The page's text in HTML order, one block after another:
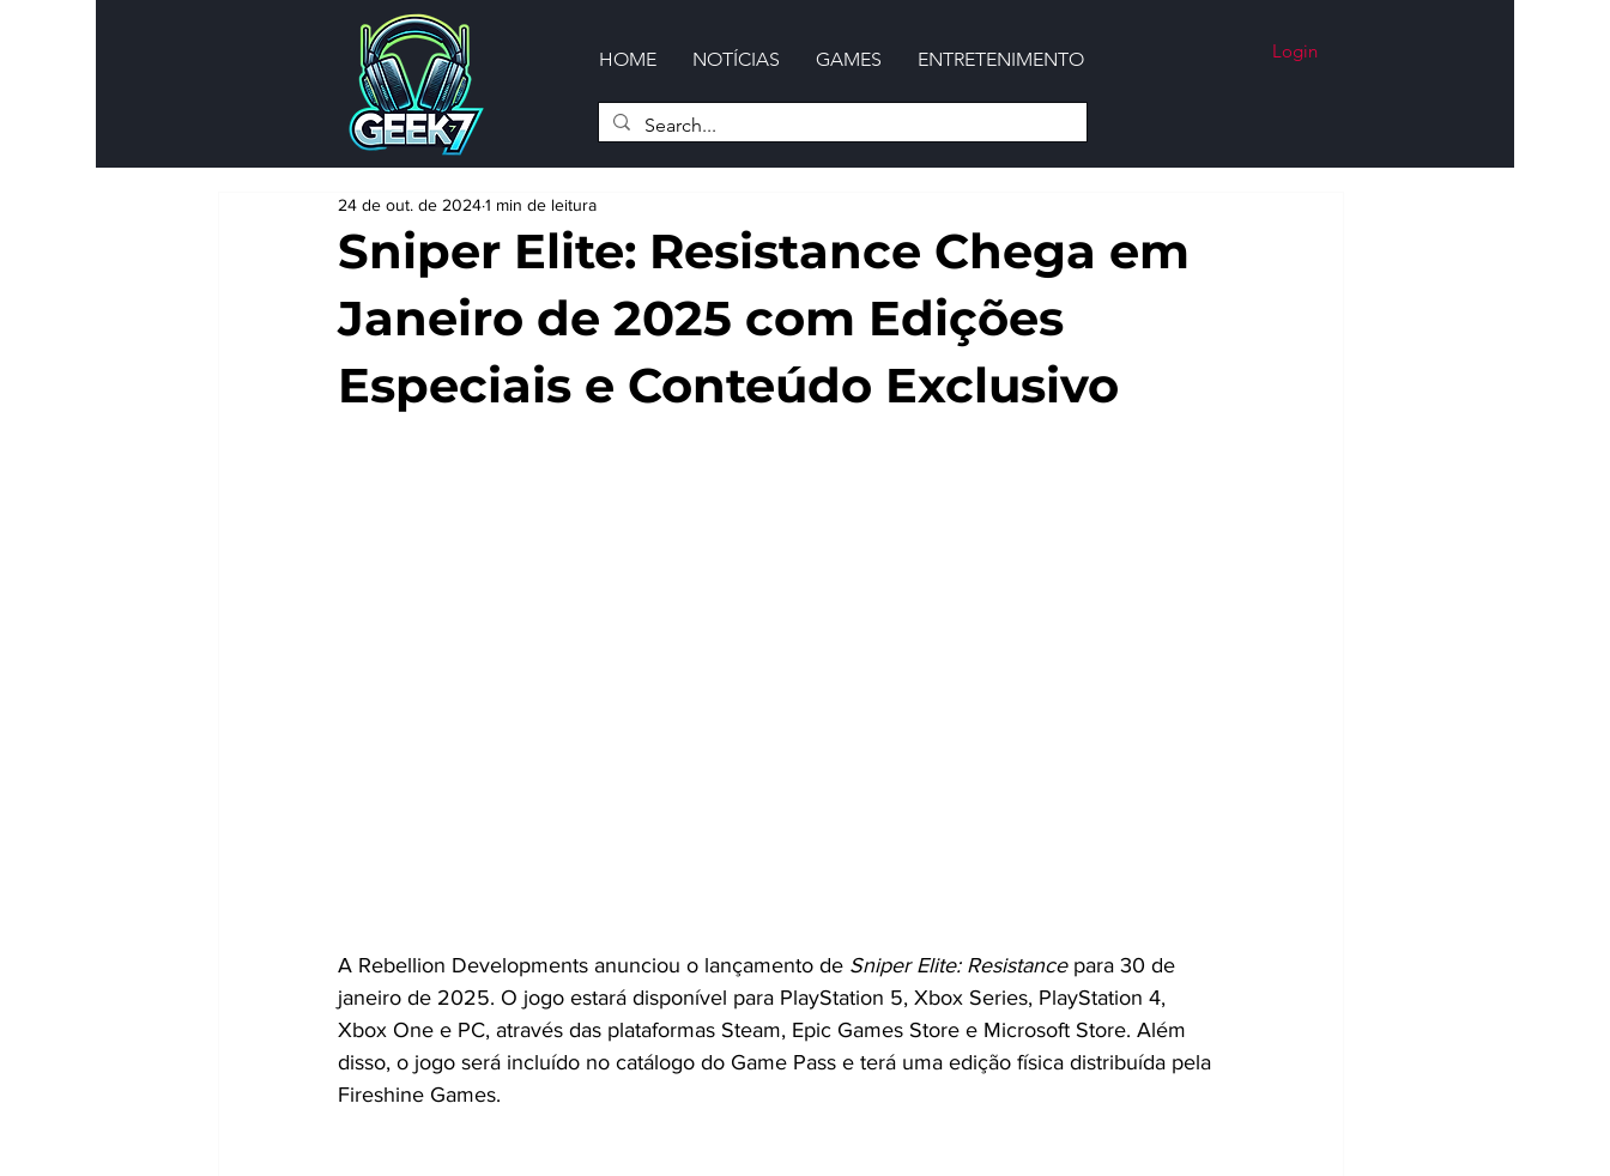
HOME NOTÍCIAS GAMES ENTRETENIMENTO Login
Sniper Elite: Resistance Chega em
Janeiro de 2025 com Edições
Especiais e Conteúdo Exclusivo
24 de out. de 20241 min de leitura
A Rebellion Developments anunciou o lançamento de Sniper Elite: Resistance para 30 de
janeiro de 2025. O jogo estará disponível para PlayStation 5, Xbox Series, PlayStation 4,
Xbox One e PC, através das plataformas Steam, Epic Games Store e Microsoft Store. Além
disso, o jogo será incluído no catálogo do Game Pass e terá uma edição física distribuída pela
Fireshine Games.